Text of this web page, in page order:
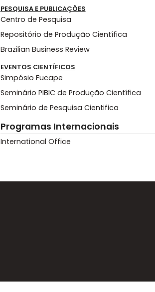
PESQUISA E PUBLICAÇÕES
Centro de Pesquisa
Repositório de Produção Científica
Brazilian Business Review
EVENTOS CIENTÍFICOS
Simpósio Fucape
Seminário PIBIC de Produção Científica
Seminário de Pesquisa Cientifica
Programas Internacionais
International Office